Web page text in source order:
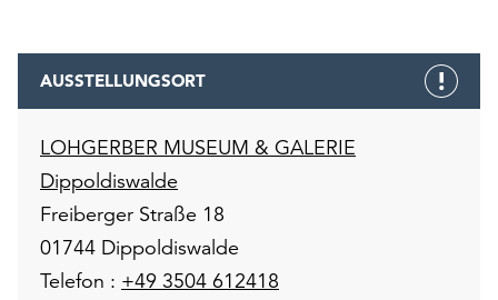
AUSSTELLUNGSORT
LOHGERBER MUSEUM & GALERIE
Dippoldiswalde
Freiberger Straße 18
01744 Dippoldiswalde
Telefon : +49 3504 612418